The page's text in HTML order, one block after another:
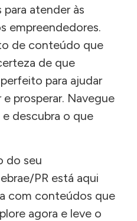
atender às
empreendedores.
de conteúdo que
de que
para ajudar
prosperar. Navegue
descubra o que
do seu
PR está aqui
com conteúdos que
agora e leve o